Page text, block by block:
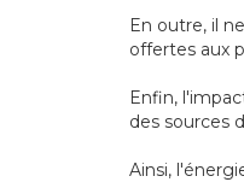
En outre, il
offertes aux
Enfin,
des sources
Ainsi,